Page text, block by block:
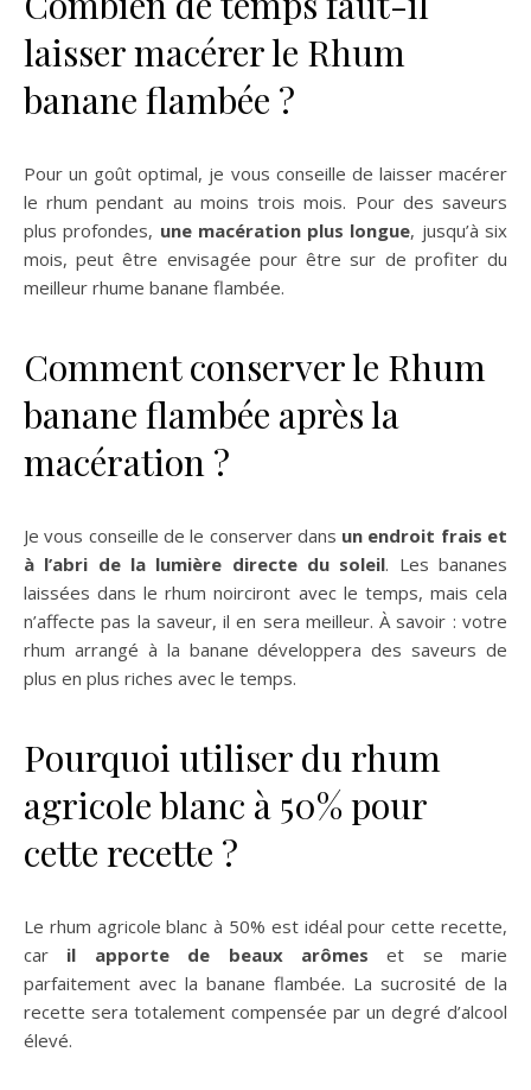
laisser macérer le Rhum
banane flambée ?
Pour un goût optimal, je vous conseille de laisser macérer
le rhum pendant au moins trois mois. Pour des saveurs
plus profondes, une macération plus longue, jusqu’à six
mois, peut être envisagée pour être sur de profiter du
meilleur rhume banane flambée.
Comment conserver le Rhum
banane flambée après la
macération ?
Je vous conseille de le conserver dans un endroit frais et
à l’abri de la lumière directe du soleil. Les bananes
laissées dans le rhum noirciront avec le temps, mais cela
n’affecte pas la saveur, il en sera meilleur. À savoir : votre
rhum arrangé à la banane développera des saveurs de
plus en plus riches avec le temps.
Pourquoi utiliser du rhum
agricole blanc à 50% pour
cette recette ?
Le rhum agricole blanc à 50% est idéal pour cette recette,
car il apporte de beaux arômeset se marie
parfaitement avec la banane flambée. La sucrosité de la
recette sera totalement compensée par un degré d’alcool
élevé.